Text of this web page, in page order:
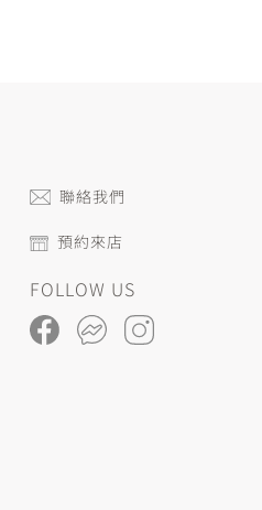
聯絡我們
預約來店
FOLLOW US